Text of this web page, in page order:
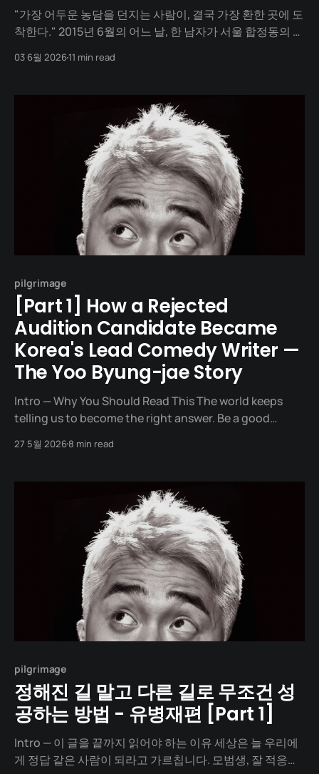
"가장 어두운 농담을 던지는 사람이, 결국 가장 환한 곳에 도
착한다." 2015년 6월의 어느 날, 한 남자가 서울 합정동의 한
2NE1이 매일 출근하던 한국에서 가장 화려한 음악 회사, YG
03 6월 202611 min read
pilgrimage
[Part 1] How a Rejected
Audition Candidate Became
Korea's Lead Comedy Writer —
The Yoo Byung-jae Story
Intro — Why You Should Read This The world keeps
telling us to become the right answer. Be a good
often, someone slips through those right answers and
27 5월 20268 min read
pilgrimage
정해진 길 말고 다른 길로 무조건 성
공하는 방법 - 유병재편 [Part 1]
Intro — 이 글을 끝까지 읽어야 하는 이유 세상은 늘 우리에
게 정답 같은 사람이 되라고 가르칩니다. 모범생, 잘 적응한